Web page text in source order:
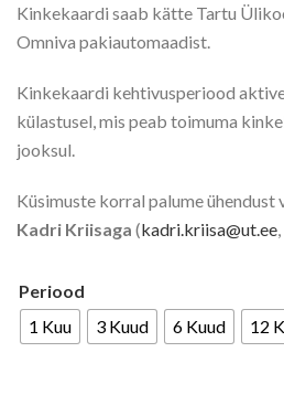
Kinkekaardi saab kätte Tartu
Omniva pakiautomaadist.
Kinkekaardi kehtivusperiood
külastusel, mis peab toimuma
jooksul.
Küsimuste korral palume
Kadri Kriisaga (kadri.kriisa@ut.ee
Periood
1 Kuu
3 Kuud 6 Kuud 12